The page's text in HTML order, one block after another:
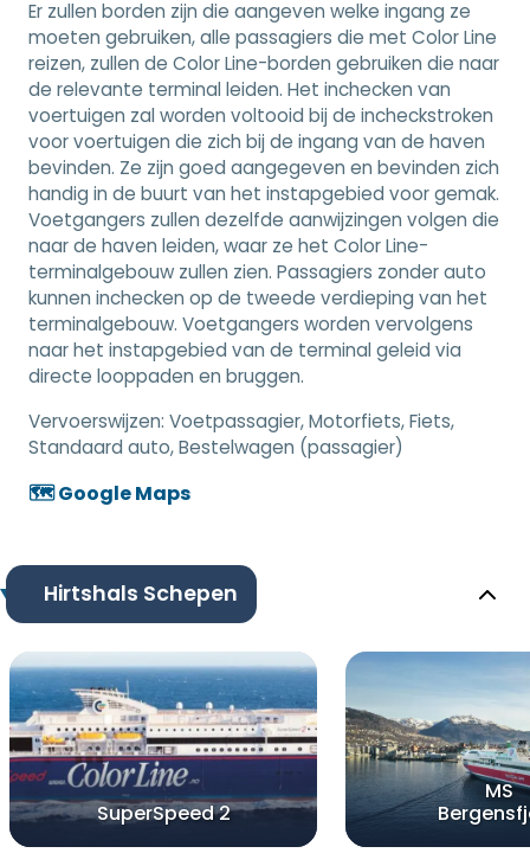
Er zullen borden zijn die aangeven welke ingang ze
moeten gebruiken, alle passagiers die met Color Line
reizen, zullen de Color Line-borden gebruiken die naar
de relevante terminal leiden. Het inchecken van
voertuigen zal worden voltooid bij de incheckstroken
voor voertuigen die zich bij de ingang van de haven
bevinden. Ze zijn goed aangegeven en bevinden zich
handig in de buurt van het instapgebied voor gemak.
Voetgangers zullen dezelfde aanwijzingen volgen die
naar de haven leiden, waar ze het Color Line-
terminalgebouw zullen zien. Passagiers zonder auto
kunnen inchecken op de tweede verdieping van het
terminalgebouw. Voetgangers worden vervolgens
naar het instapgebied van de terminal geleid via
directe looppaden en bruggen.
Vervoerswijzen: Voetpassagier, Motorfiets, Fiets,
Standaard auto, Bestelwagen (passagier)
🗺️ Google Maps
Hirtshals Schepen
SuperSpeed 2
MS